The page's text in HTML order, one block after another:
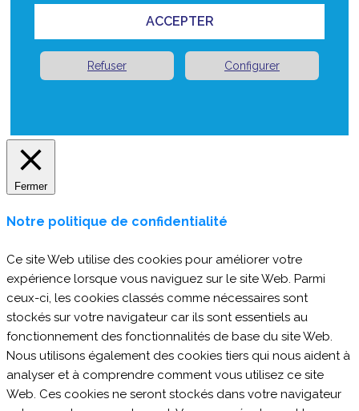
ACCEPTER
Refuser Configurer
Fermer
Notre politique de confidentialité
Ce site Web utilise des cookies pour améliorer votre
expérience lorsque vous naviguez sur le site Web. Parmi
ceux-ci, les cookies classés comme nécessaires sont
stockés sur votre navigateur car ils sont essentiels au
fonctionnement des fonctionnalités de base du site Web.
Nous utilisons également des cookies tiers qui nous aident à
analyser et à comprendre comment vous utilisez ce site
Web. Ces cookies ne seront stockés dans votre navigateur